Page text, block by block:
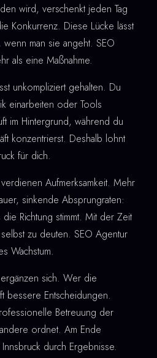
wird, verschenkt jeden Tag
Konkurrenz. Diese Lücke lässt
man sie angeht. SEO
als eine Maßnahme.
unkompliziert gehalten. Du
einarbeiten oder Tools
im Hintergrund, während du
konzentrierst. Deshalb lohnt
für dich.
Aufmerksamkeit. Mehr
sinkende Absprungraten:
Richtung stimmt. Mit der Zeit
zu deuten. SEO Agentur
Wachstum.
sich. Wer die
bessere Entscheidungen.
Betreuung der
ordnet. Am Ende
durch Ergebnisse.